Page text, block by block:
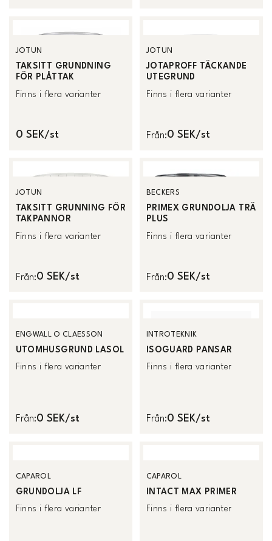
JOTUN
TAKSITT GRUNDNING
FÖR PLÅTTAK
Finns i flera varianter
0 SEK/st
JOTUN
JOTAPROFF TÄCKANDE
UTEGRUND
Finns i flera varianter
Från:0 SEK/st
JOTUN
TAKSITT GRUNNING FÖR
TAKPANNOR
Finns i flera varianter
Från:0 SEK/st
BECKERS
PRIMEX GRUNDOLJA TRÄ
PLUS
Finns i flera varianter
Från:0 SEK/st
ENGWALL O CLAESSON
UTOMHUSGRUND LASOL
Finns i flera varianter
Från:0 SEK/st
INTROTEKNIK
ISOGUARD PANSAR
Finns i flera varianter
Från:0 SEK/st
CAPAROL
GRUNDOLJA LF
Finns i flera varianter
CAPAROL
INTACT MAX PRIMER
Finns i flera varianter